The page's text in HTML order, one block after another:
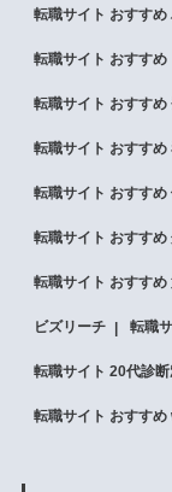
転職サイト おすすめ
転職サイト おすすめ
転職サイト おすすめ
転職サイト おすすめ
転職サイト おすすめ
転職サイト おすすめ
転職サイト おすすめ
ビズリーチ 転職
転職サイト 20代診断
転職サイト おすす